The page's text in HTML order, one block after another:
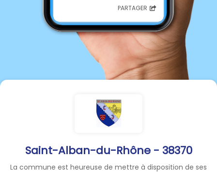
Saint-Alban-du-Rhône - 38370
La commune est heureuse de mettre à disposition de ses
réchauffement est
particulièrement sensible par
rapport aux jours précédents.
Par conséquent, le
département est placé en
vigilance orange canicule par
Météo-France.
mercredi à 12h.
s'annonce pour nos
organismes, la faune et la
PARTAGER